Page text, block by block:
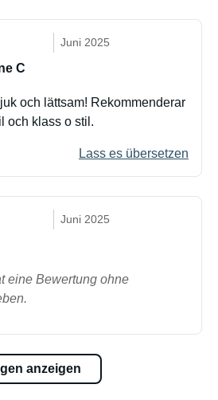
Juni 2025
C
och lättsam! Rekommenderar
och klass o stil.
Lass es übersetzen
Juni 2025
eine Bewertung ohne
anzeigen